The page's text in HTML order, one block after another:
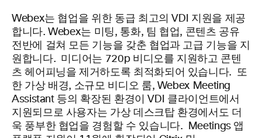
Webex는 협업을 위한 동급 최고의 VDI 지원을 제공
합니다. Webex는 미팅, 통화, 팀 협업, 콘텐츠 공유
전반에 걸쳐 모든 기능을 갖춘 협업과 고급 기능을 지
원합니다. 미디어는 720p 비디오를 지원하고 콘텐
츠 헤어피닝을 제거하도록 최적화되어 있습니다. 또
한 가상 배경, 소규모 비디오 룸, Webex Meeting
Assistant 등의 확장된 환경이 VDI 클라이언트에서
지원되므로 사용자는 가상 데스크탑 환경에서도 더
욱 풍부한 협업을 경험할 수 있습니다. Meetings 앱